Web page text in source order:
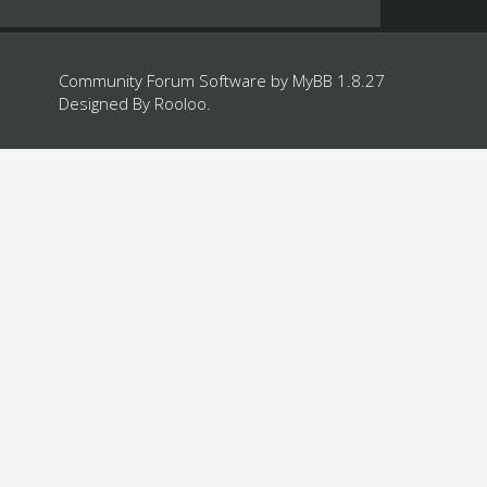
Community Forum Software by MyBB 1.8.27
Designed By Rooloo.